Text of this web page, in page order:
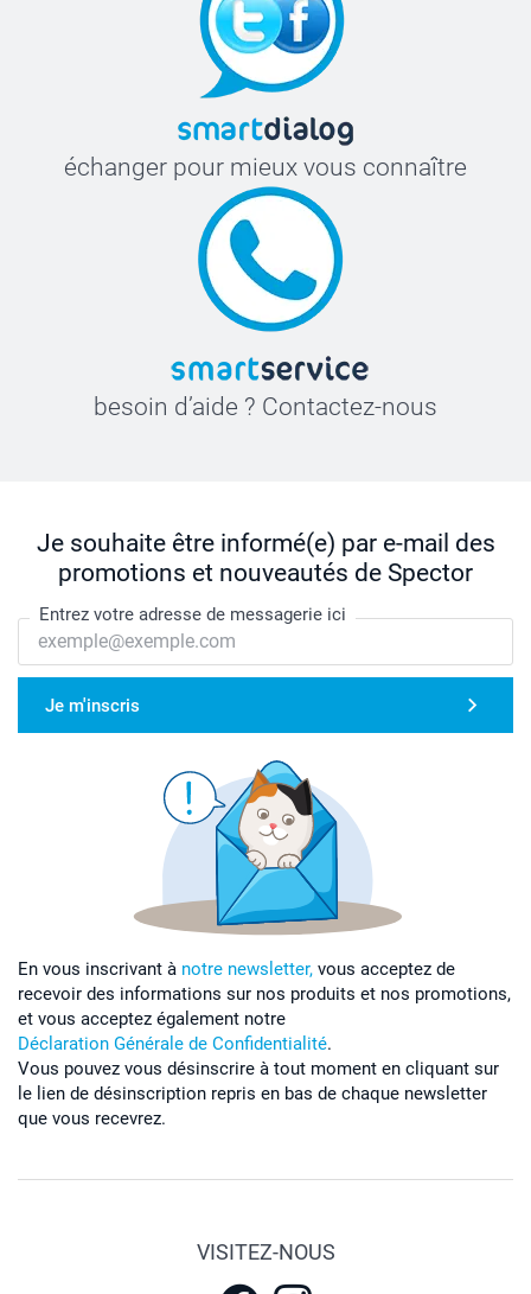
échanger pour mieux vous connaître
besoin d’aide ? Contactez-nous
Je souhaite être informé(e) par e-mail des
promotions et nouveautés de Spector
Entrez votre adresse de messagerie ici
Je m'inscris
En vous inscrivant à notre newsletter, vous acceptez de
recevoir des informations sur nos produits et nos promotions,
et vous acceptez également notre
Déclaration Générale de Confidentialité.
Vous pouvez vous désinscrire à tout moment en cliquant sur
le lien de désinscription repris en bas de chaque newsletter
que vous recevrez.
VISITEZ-NOUS